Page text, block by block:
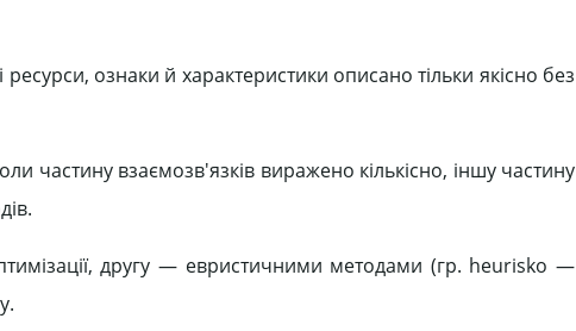
ознаки й характеристики описано тільки якісно без
частину взаємозв'язків виражено кількісно, іншу частину
другу — евристичними методами (гр. heurisko —